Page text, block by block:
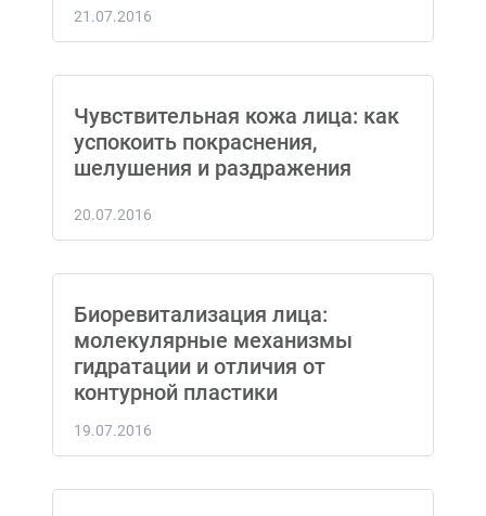
21.07.2016
Чувствительная кожа лица: как
успокоить покраснения,
шелушения и раздражения
20.07.2016
Биоревитализация лица:
молекулярные механизмы
гидратации и отличия от
контурной пластики
19.07.2016